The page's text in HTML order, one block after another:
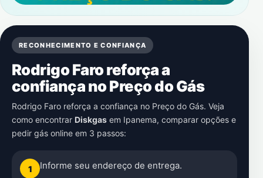
RECONHECIMENTO E CONFIANÇA
Rodrigo Faro reforça a
confiança no Preço do Gás
Rodrigo Faro reforça a confiança no Preço do Gás. Veja
como encontrar Diskgas em Ipanema, comparar opções e
pedir gás online em 3 passos:
1 Informe seu endereço de entrega.